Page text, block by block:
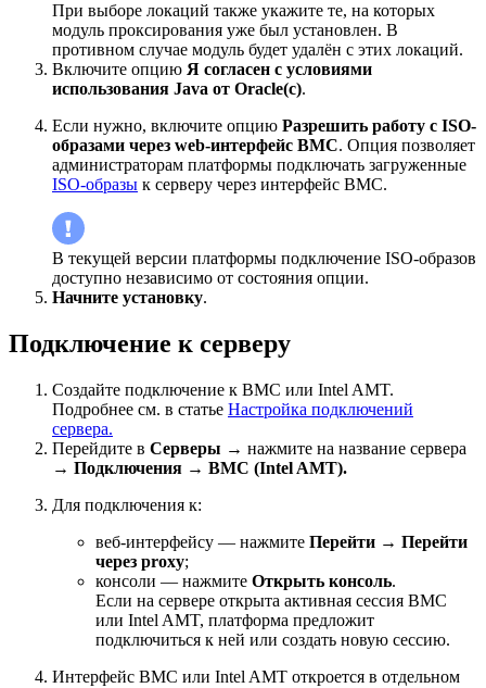
При выборе локаций также укажите те, на которых
модуль проксирования уже был установлен. В
противном случае модуль будет удалён с этих локаций.
Включите опцию Я согласен с условиями
использования Java от Oracle(c).
Если нужно, включите опцию Разрешить работу с ISO-
образами через web-интерфейс BMC. Опция позволяет
администраторам платформы подключать загруженные
ISO-образы к серверу через интерфейс BMC.
В текущей версии платформы подключение ISO-образов
доступно независимо от состояния опции.
Начните установку.
Подключение к серверу
Создайте подключение к BMC или Intel AMT.
Подробнее см. в статье Настройка подключений
сервера.
Перейдите в Серверы → нажмите на название сервера
→ Подключения → BMC (Intel AMT).
Для подключения к:
веб-интерфейсу — нажмите Перейти → Перейти
через proxy;
консоли — нажмите Открыть консоль.
Если на сервере открыта активная сессия BMC
или Intel AMT, платформа предложит
подключиться к ней или создать новую сессию.
Интерфейс BMC или Intel AMT откроется в отдельном